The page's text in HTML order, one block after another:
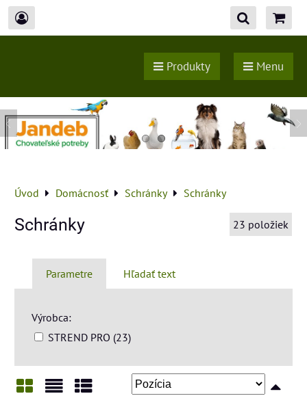
Produkty Menu
Úvod Domácnosť Schránky Schránky
Schránky 23 položiek
Parametre Hľadať text
Výrobca:
STREND PRO (23)